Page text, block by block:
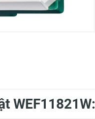
WEF11821W: